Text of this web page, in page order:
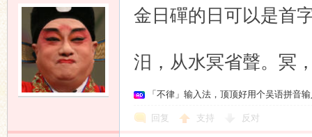
金日磾的日可以是首
汨，从水冥省聲。冥
「不律」输入法，顶顶好用个吴语拼音
回复 支持 反对